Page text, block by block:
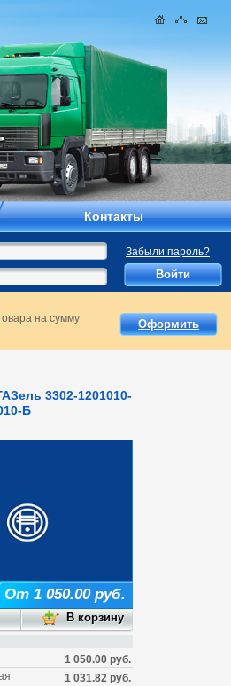
3302-1201010-
Б
От 1 050.00 руб.
1 050.00 руб.
1 031.82 руб.
Контакты
Забыли пароль?
на сумму
Оформить